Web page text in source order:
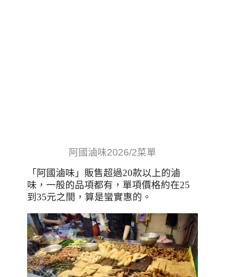
阿國滷味2026/2菜單
「阿國滷味」販售超過20款以上的滷
味，一般的品項都有，單項價格約在25
到 35元之間，算是蠻實惠的。